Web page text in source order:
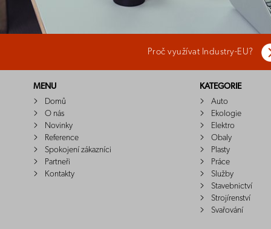
Proč využívat Industry-EU?
MENU
Domů
O nás
Novinky
Reference
Spokojení zákazníci
Partneři
Kontakty
KATEGORIE
Auto
Ekologie
Elektro
Obaly
Plasty
Práce
Služby
Stavebnictví
Strojírenství
Svařování